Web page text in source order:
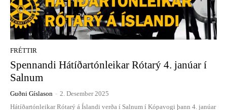
FRÉTTIR
Spennandi Hátíðartónleikar Rótarý 4. janúar í
Salnum
Guðni Gíslason - 2. Desember 2025
Hátíðartónleikar Rótarý á Íslandi verða í Salnum í Kópavogi þann 4. janúar